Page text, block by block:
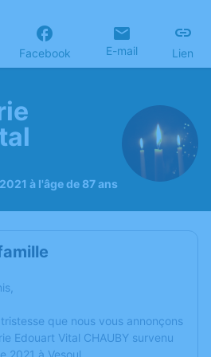
Facebook E-mail Lien
à l'âge de 87 ans
que nous vous annonçons
Edouart Vital CHAUBY survenu
2021 à Vesoul.